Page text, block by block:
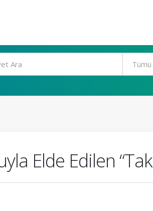
Elde Edilen